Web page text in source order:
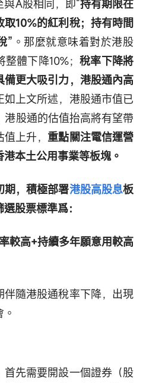
A股相同，即“持有期限在
10%的紅利稅；持有時間
” 。那麼就意味着對於港股
體下降10%； 稅率下降將
更大吸引力，港股通內高
如上文所述，港股通市值已
股通的估值抬高將有望帶
上升， 重點關注電信運營
本土公用事業等板塊。
期，積極部署港股高股息板
股票標準爲：
較高+持續多年願意用較高
隨港股通稅率下降，出現
先需要開設一個證券（股